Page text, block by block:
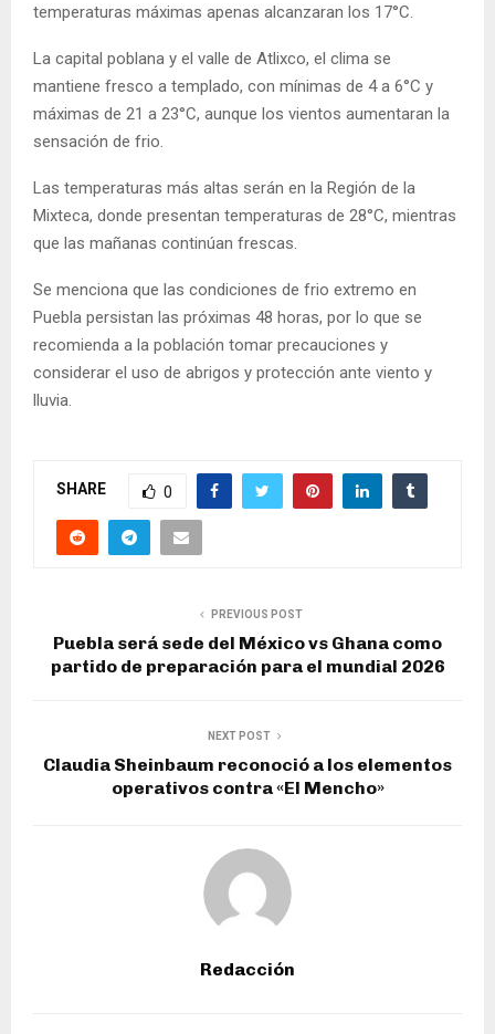
temperaturas máximas apenas alcanzaran los 17°C.
La capital poblana y el valle de Atlixco, el clima se
mantiene fresco a templado, con mínimas de 4 a 6°C y
máximas de 21 a 23°C, aunque los vientos aumentaran la
sensación de frio.
Las temperaturas más altas serán en la Región de la
Mixteca, donde presentan temperaturas de 28°C, mientras
que las mañanas continúan frescas.
Se menciona que las condiciones de frio extremo en
Puebla persistan las próximas 48 horas, por lo que se
recomienda a la población tomar precauciones y
considerar el uso de abrigos y protección ante viento y
lluvia.
SHARE 0
PREVIOUS POST
Puebla será sede del México vs Ghana como
partido de preparación para el mundial 2026
NEXT POST
Claudia Sheinbaum reconoció a los elementos
operativos contra «El Mencho»
Redacción